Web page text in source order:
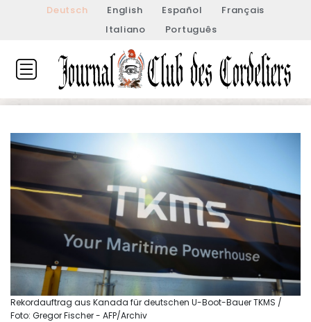
Deutsch English Español
Français
Italiano
Português
Rekordauftrag aus Kanada für deutschen U-Boot-Bauer TKMS /
Foto: Gregor Fischer - AFP/Archiv